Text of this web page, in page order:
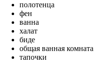
полотенца
фен
ванна
халат
биде
общая ванная комната
тапочки